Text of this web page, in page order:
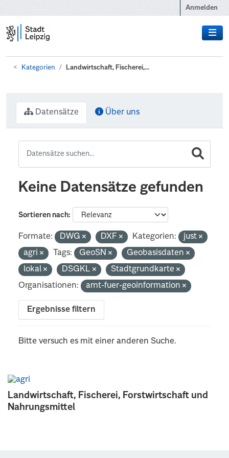
Anmelden
Kategorien Landwirtschaft, Fischerei,...
Landwirtschaft, Fischerei, Forstwirtschaft und
Nahrungsmittel
Datensätze Über uns
Keine Datensätze gefunden
Sortieren nach
Formate: DWG DXF Kategorien:
just
agri
Tags: GeoSN
Geobasisdaten
lokal
DSGKL
Stadtgrundkarte
Organisationen:
amt-fuer-geoinformation
Ergebnisse filtern
Bitte versuch es mit einer anderen Suche.